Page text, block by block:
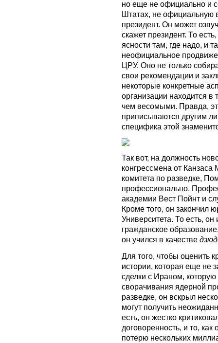
но еще не официально и
Штатах, не официальную
президент. Он может
скажет президент. То
ясности там, где надо, и
неофициальное
ЦРУ. Оно не только
свои рекомендации и
некоторые конкретные
организации находится
чем весомыми. Правда,
приписываются другим
специфика этой
Так вот, на должность
конгрессмена от
комитета по разведке,
профессионально.
академии Вест Пойнт и
Кроме того, он закончил
Университета. То есть,
гражданское
он учился в качестве
Для того, чтобы оценить
истории, которая еще не
сделки с Ираном,
сворачивания ядерной
разведке, он вскрыл
могут получить
есть, он жестко
договоренность, и то,
потерю нескольких